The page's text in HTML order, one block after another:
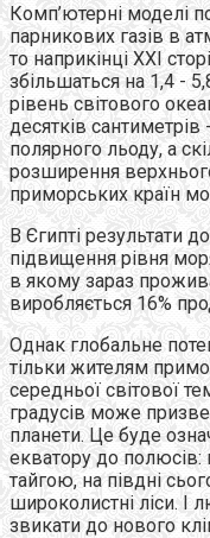
Комп’ютерні моделі
парникових газів в
то наприкінці XXI
збільшаться на 1,4 -
рівень світового
десятків
полярного льоду, а
розширення
приморських країн
В Єгипті результати
підвищення рівня
в якому зараз
виробляється 16%
Однак глобальне
тільки жителям
середньої світової
градусів може
планети. Це буде
екватору до полюсів:
тайгою, на півдні
широколистні ліси. І
звикати до нового